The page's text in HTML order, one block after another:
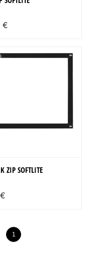
€
ZIP SOFTLITE
1